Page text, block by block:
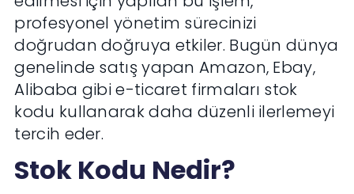
profesyonel yönetim sürecinizi
doğrudan doğruya etkiler. Bugün dünya
genelinde satış yapan Amazon, Ebay,
Alibaba gibi e-ticaret firmaları stok
kodu kullanarak daha düzenli ilerlemeyi
tercih eder.
Stok Kodu Nedir?